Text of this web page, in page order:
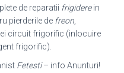
de reparatii frigiderein
pierderile de freon
circuit frigorific (inlocuire
frigorific).
Fetesti– info Anunturi!